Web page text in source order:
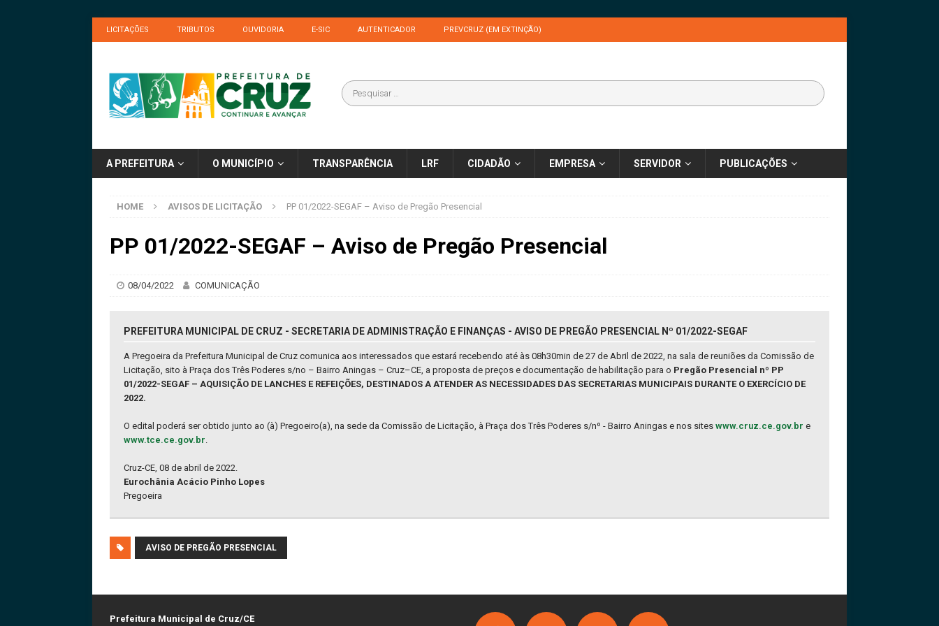
LICITAÇÕES TRIBUTOS OUVIDORIA E-SIC AUTENTICADOR PREVCRUZ (EM EXTINÇÃO)
A PREFEITURA O MUNICÍPIO TRANSPARÊNCIA LRF CIDADÃO EMPRESA SERVIDOR PUBLICAÇÕES
HOME AVISOS DE LICITAÇÃO PP 01/2022-SEGAF – Aviso de Pregão Presencial
PP 01/2022-SEGAF – Aviso de Pregão Presencial
08/04/2022 COMUNICAÇÃO
PREFEITURA MUNICIPAL DE CRUZ - SECRETARIA DE ADMINISTRAÇÃO E FINANÇAS - AVISO DE PREGÃO PRESENCIAL Nº 01/2022-SEGAF
A Pregoeira da Prefeitura Municipal de Cruz comunica aos interessados que estará recebendo até às 08h30min de 27 de Abril de 2022, na sala de reuniões da Comissão de
Licitação, sito à Praça dos Três Poderes s/no – Bairro Aningas – Cruz–CE, a proposta de preços e documentação de habilitação para o Pregão Presencial nº PP
01/2022-SEGAF – AQUISIÇÃO DE LANCHES E REFEIÇÕES, DESTINADOS A ATENDER AS NECESSIDADES DAS SECRETARIAS MUNICIPAIS DURANTE O EXERCÍCIO DE
2022.
O edital poderá ser obtido junto ao (à) Pregoeiro(a), na sede da Comissão de Licitação, à Praça dos Três Poderes s/nº - Bairro Aningas e nos sites www.cruz.ce.gov.br e
www.tce.ce.gov.br.
Cruz-CE, 08 de abril de 2022.
Eurochânia Acácio Pinho Lopes
Pregoeira
AVISO DE PREGÃO PRESENCIAL
Prefeitura Municipal de Cruz/CE